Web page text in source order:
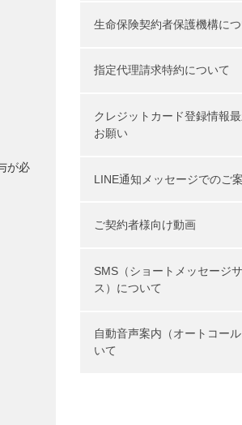
が必
生命保険契約者保護機構に
指定代理請求特約について
クレジットカード登録情報
お願い
LINE通知メッセージでのご
ご契約者様向け動画
SMS（ショートメッセージ
ス）について
自動音声案内（オートコー
いて